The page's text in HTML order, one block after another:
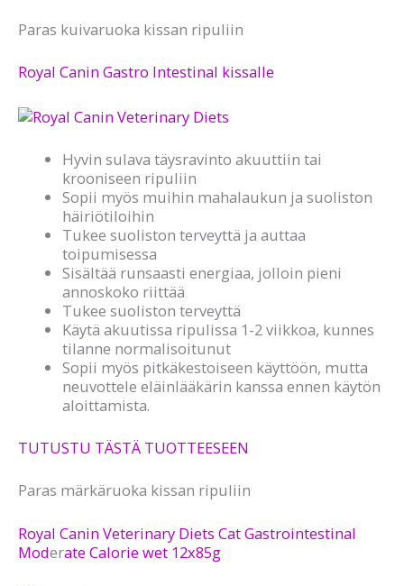
Paras kuivaruoka kissan ripuliin
Royal Canin Gastro Intestinal kissalle
Hyvin sulava täysravinto akuuttiin tai
krooniseen ripuliin
Sopii myös muihin mahalaukun ja suoliston
häiriötiloihin
Tukee suoliston terveyttä ja auttaa
toipumisessa
Sisältää runsaasti energiaa, jolloin pieni
annoskoko riittää
Tukee suoliston terveyttä
Käytä akuutissa ripulissa 1-2 viikkoa, kunnes
tilanne normalisoitunut
Sopii myös pitkäkestoiseen käyttöön, mutta
neuvottele eläinlääkärin kanssa ennen käytön
aloittamista.
TUTUSTU TÄSTÄ TUOTTEESEEN
Paras märkäruoka kissan ripuliin
Royal Canin Veterinary Diets Cat Gastrointestinal
Moderate Calorie wet 12x85g